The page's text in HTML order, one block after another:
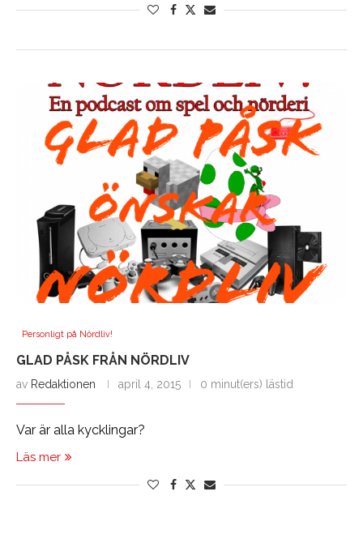
Personligt på Nördliv!
GLAD PÅSK FRÅN NÖRDLIV
av Redaktionen april 4, 2015 0 minut(ers) lästid
Var är alla kycklingar?
Läs mer